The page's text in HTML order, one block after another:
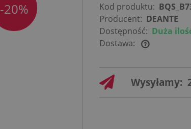
-20% Kod produktu:
Producent: DEANTE
Dostępność: Duża
Dostawa:
Cena nie
zawiera
ewentualnych
Wysyłamy: